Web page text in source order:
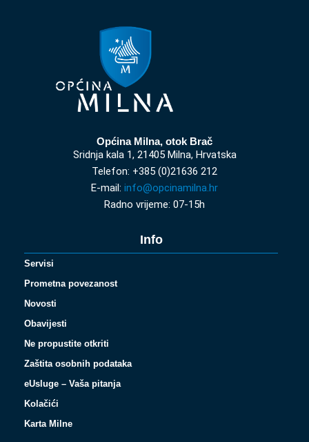
Općina Milna, otok Brač
Sridnja kala 1, 21405 Milna, Hrvatska
Telefon: +385 (0)21636 212
E-mail: info@opcinamilna.hr
Radno vrijeme: 07-15h
Info
Servisi
Prometna povezanost
Novosti
Obavijesti
Ne propustite otkriti
Zaštita osobnih podataka
eUsluge – Vaša pitanja
Kolačići
Karta Milne